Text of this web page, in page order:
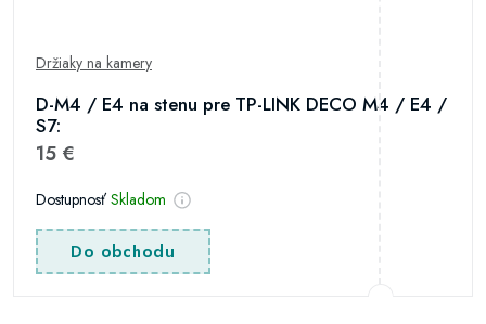
Držiaky na kamery
D-M4 / E4 na stenu pre TP-LINK DECO M4 / E4 /
S7:
15 €
Dostupnosť Skladom
Do obchodu